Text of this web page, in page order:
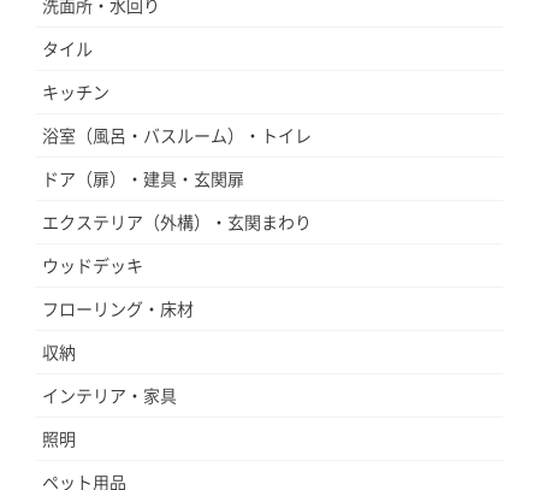
タイル
キッチン
浴室（風呂・バスルーム）・トイレ
ドア（扉）・建具・玄関扉
エクステリア（外構）・玄関まわり
ウッドデッキ
フローリング・床材
収納
インテリア・家具
照明
ペット用品